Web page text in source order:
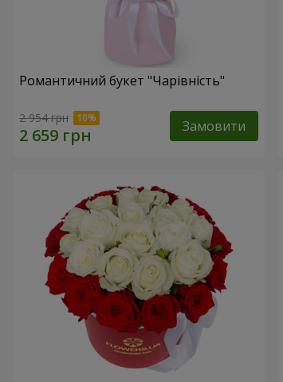
Романтичний букет "Чарівність"
2 954 грн Замовити